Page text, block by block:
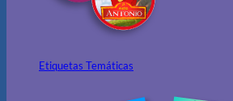
Etiquetas Temáticas